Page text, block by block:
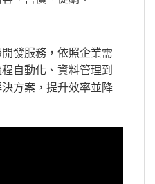
發服務，依照企業需
自動化、資料管理到
方案，提升效率並降